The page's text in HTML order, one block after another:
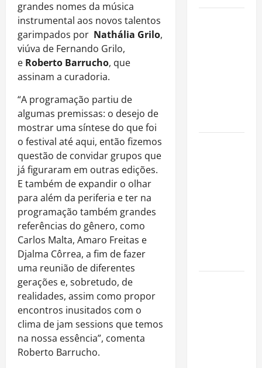
grandes nomes da música
instrumental aos novos talentos
garimpados por Nathália Grilo,
viúva de Fernando Grilo,
e Roberto Barrucho, que
assinam a curadoria.
“A programação partiu de
algumas premissas: o desejo de
mostrar uma síntese do que foi
o festival até aqui, então fizemos
questão de convidar grupos que
já figuraram em outras edições.
E também de expandir o olhar
para além da periferia e ter na
programação também grandes
referências do gênero, como
Carlos Malta, Amaro Freitas e
Djalma Côrrea, a fim de fazer
uma reunião de diferentes
gerações e, sobretudo, de
realidades, assim como propor
encontros inusitados com o
clima de jam sessions que temos
na nossa essência”, comenta
Roberto Barrucho.